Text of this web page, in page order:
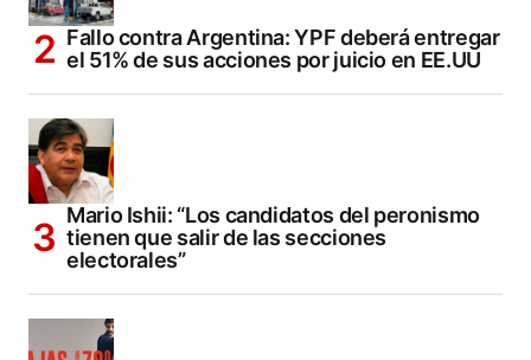
Fallo contra Argentina: YPF deberá entregar
el 51% de sus acciones por juicio en EE.UU
Mario Ishii: “Los candidatos del peronismo
tienen que salir de las secciones
electorales”